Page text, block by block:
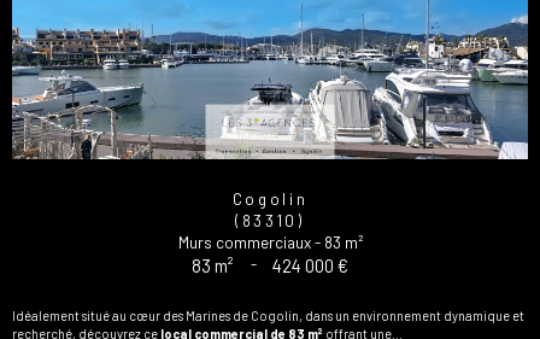
Cogolin
(83310)
Murs commerciaux - 83 m²
83 m² - 424 000 €
Idéalement situé au cœur des Marines de Cogolin, dans un environnement dynamique et
recherché, découvrez ce local commercial de 83 m² offrant une...